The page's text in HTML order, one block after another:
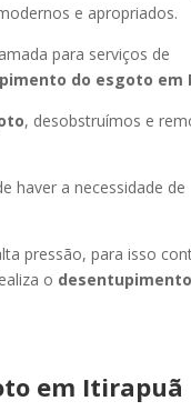
e apropriados.
para serviços de
do esgoto em
, desobstruímos e
haver a necessidade de
pressão, para isso
o
em Itirapuã